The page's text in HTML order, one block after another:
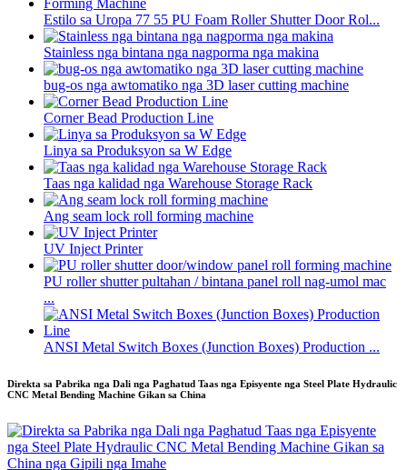
Estilo sa Uropa 77 55 PU Foam Roller Shutter Door Rol...
Stainless nga bintana nga nagporma nga makina
bug-os nga awtomatiko nga 3D laser cutting machine
Corner Bead Production Line
Linya sa Produksyon sa W Edge
Taas nga kalidad nga Warehouse Storage Rack
Ang seam lock roll forming machine
UV Inject Printer
PU roller shutter pultahan / bintana panel roll nag-umol mac
...
ANSI Metal Switch Boxes (Junction Boxes) Production ...
Direkta sa Pabrika nga Dali nga Paghatud Taas nga Episyente nga Steel Plate Hydraulic
CNC Metal Bending Machine Gikan sa China